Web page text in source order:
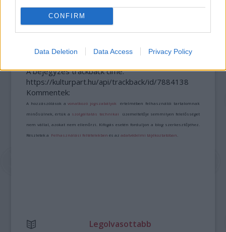
CONFIRM
Data Deletion Data Access Privacy Policy
DAVID ATTENBOROUGH ÚJ ÓCEÁNFILMJE
JÚNIUSBAN DEBÜTÁL: LENYŰGÖZŐ UTAZÁS A
A bejegyzés trackback címe:
https://kulturpart.hu/api/trackback/id/7884138
Kommentek:
A hozzászólások avonatkozó jogszabályok értelmében felhasználói tartalomnak
minősülnek, értük a szolgáltatás technikai üzemeltetője semmilyen felelősséget
nem vállal, azokat nem ellenőrzi. Kifogás esetén forduljon a blog szerkesztőjéhez.
Részletek a Felhasználási feltételekben és azadatvédelmi tájékoztatóban
Legolvasottabb